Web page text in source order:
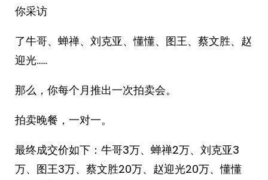
你采访
了牛哥、蝉禅、刘克亚、懂懂、图王、蔡文胜、赵
迎光……
那么，你每个月推出一次拍卖会。
拍卖晚餐，一对一。
最终成交价如下：牛哥3万、蝉禅2万、刘克亚3
万、图王3万、蔡文胜20万、赵迎光20万、懂懂